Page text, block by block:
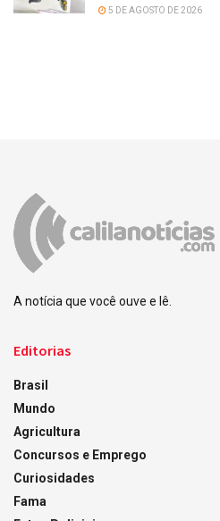
5 DE AGOSTO DE 2026
A notícia que você ouve e lê.
Editorias
Brasil
Mundo
Agricultura
Concursos e Emprego
Curiosidades
Fama